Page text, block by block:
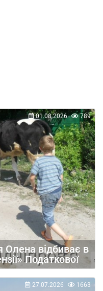
Олена відбиває в
Податкової
01.08.2026 789
27.07.2026 1663